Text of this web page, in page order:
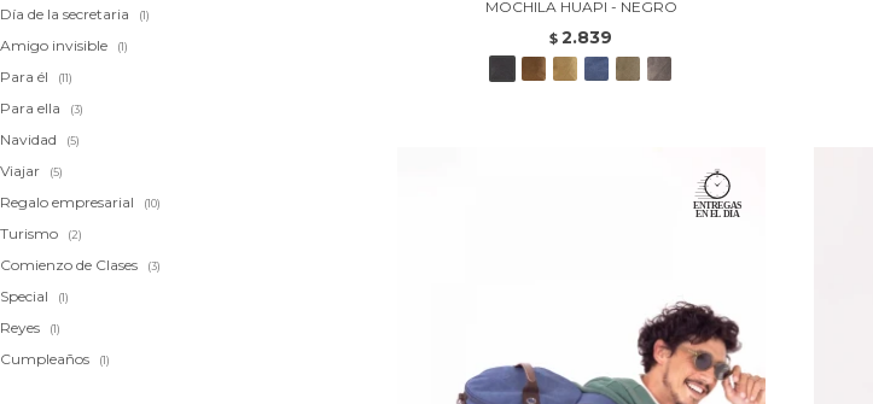
MOCHILA HUAPI - NEGRO
$ 2.839
Día de la secretaria (1)
Amigo invisible (1)
Para él (11)
Para ella (3)
Navidad (5)
Viajar (5)
Regalo empresarial (10)
Turismo (2)
Comienzo de Clases (3)
Special (1)
Reyes (1)
Cumpleaños (1)